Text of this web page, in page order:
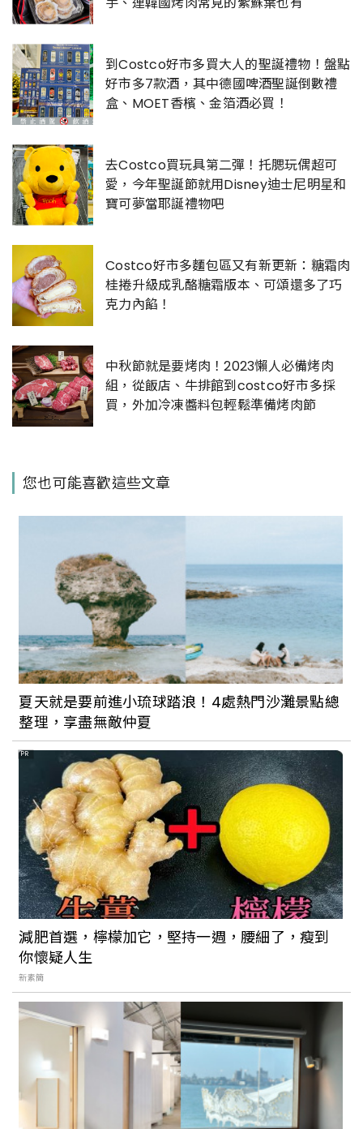
到Costco好市多買大人的聖誕禮物！盤點
好市多7款酒，其中德國啤酒聖誕倒數禮
盒、MOET香檳、金箔酒必買！
去Costco買玩具第二彈！托腮玩偶超可
愛，今年聖誕節就用Disney迪士尼明星和
寶可夢當耶誕禮物吧
Costco好市多麵包區又有新更新：糖霜肉
桂捲升級成乳酪糖霜版本、可頌還多了巧
克力內餡！
中秋節就是要烤肉！2023懶人必備烤肉
組，從飯店、牛排館到costco好市多採
買，外加冷凍醬料包輕鬆準備烤肉節
您也可能喜歡這些文章
夏天就是要前進小琉球踏浪！4處熱門沙灘景點總
整理，享盡無敵仲夏
PR
減肥首選，檸檬加它，堅持一週，腰細了，瘦到
你懷疑人生
新素簡